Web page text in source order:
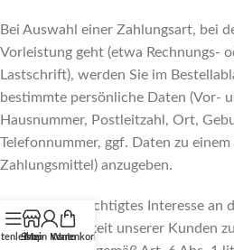
Bei Auswahl einer Zahlungsart, bei
Vorleistung geht (etwa Rechnungs-
Lastschrift), werden Sie im
bestimmte persönliche Daten (Vor-
Hausnummer, Postleitzahl, Ort,
Telefonnummer, ggf. Daten zu
Zahlungsmittel) anzugeben.
Um unser berechtigtes Interesse an
Zahlungsfähigkeit unserer Kunden
Shop
Mein Konto
Warenkorb